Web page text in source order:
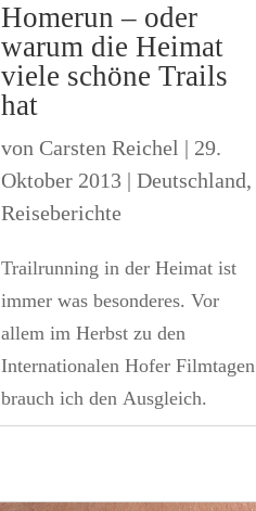
Homerun – oder
warum die Heimat
viele schöne Trails
hat
vonCarsten Reichel | 29.
Oktober 2013 |Deutschland,
Reiseberichte
Trailrunning in der Heimat ist
immer was besonderes. Vor
allem im Herbst zu den
Internationalen Hofer Filmtagen
brauch ich den Ausgleich.